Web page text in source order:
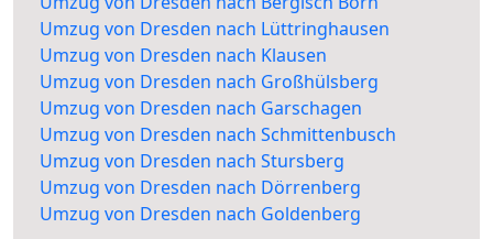
Umzug von Dresden nach Lüttringhausen
Umzug von Dresden nach Klausen
Umzug von Dresden nach Großhülsberg
Umzug von Dresden nach Garschagen
Umzug von Dresden nach Schmittenbusch
Umzug von Dresden nach Stursberg
Umzug von Dresden nach Dörrenberg
Umzug von Dresden nach Goldenberg